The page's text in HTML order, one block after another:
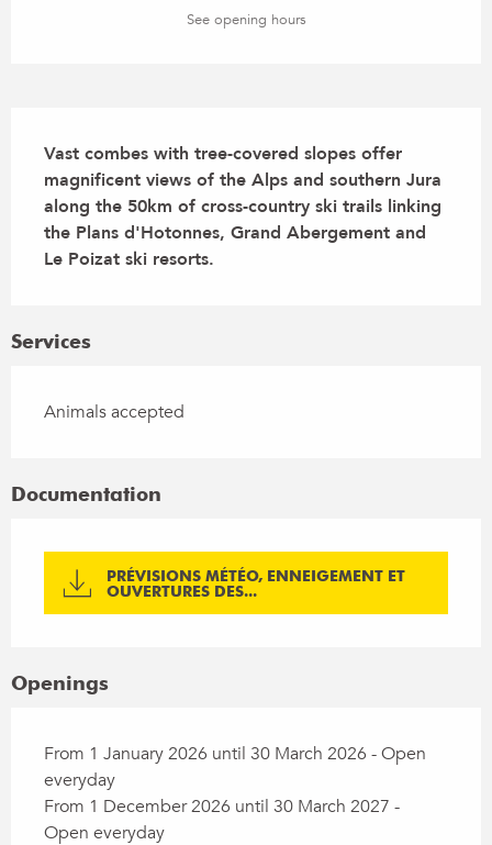
See opening hours
Vast combes with tree-covered slopes offer
magnificent views of the Alps and southern Jura
along the 50km of cross-country ski trails linking
the Plans d'Hotonnes, Grand Abergement and
Le Poizat ski resorts.
Services
Animals accepted
Documentation
PRÉVISIONS MÉTÉO, ENNEIGEMENT ET
OUVERTURES DES...
Openings
From 1 January 2026 until 30 March 2026 - Open
everyday
From 1 December 2026 until 30 March 2027 -
Open everyday